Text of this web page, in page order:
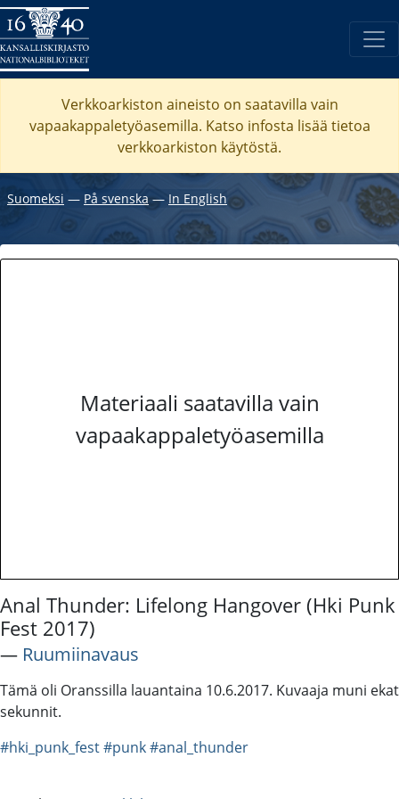
Verkkoarkiston aineisto on saatavilla vain
vapaakappaletyöasemilla. Katso infosta lisää tietoa
verkkoarkiston käytöstä.
Suomeksi ― På svenska― In English
Materiaali saatavilla vain
vapaakappaletyöasemilla
Anal Thunder: Lifelong Hangover (Hki Punk
Fest 2017)
― Ruumiinavaus
Tämä oli Oranssilla lauantaina 10.6.2017. Kuvaaja muni ekat
sekunnit.
#hki_punk_fest#punk#anal_thunder